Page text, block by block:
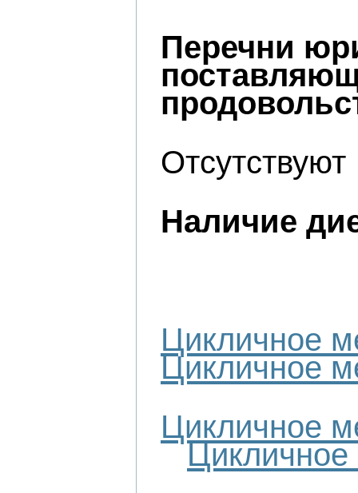
Перечни
Отсутствуют
Наличие
Цикличное
Цикличное
Цикличное
Цикличное